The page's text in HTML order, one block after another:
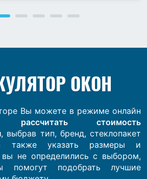
ОКОН
Вы можете в режиме онлайн
рассчитать стоимость
, выбрав тип, бренд, стеклопакет
также указать размеры и
вы не определились с выбором,
помогут подобрать лучшие